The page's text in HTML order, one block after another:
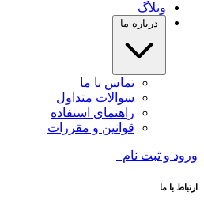
وبلاگ
درباره ما
تماس با ما
سوالات متداول
راهنمای استفاده
قوانین و مقررات
ورود و ثبت نام
ارتباط با ما